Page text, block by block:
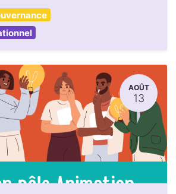
AOÛT
13